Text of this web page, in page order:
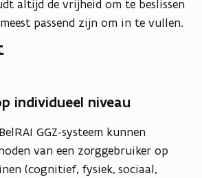
altijd de vrijheid om te beslissen
passend zijn om in te vullen.
individueel niveau
GGZ-systeem kunnen
van een zorggebruiker op
(cognitief, fysiek, sociaal,